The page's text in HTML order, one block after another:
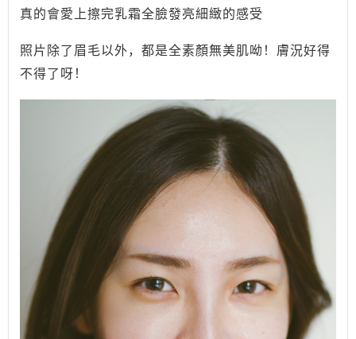
真的會愛上擦完乳霜全臉發亮細緻的感受
照片除了眉毛以外，都是全素顏無美肌呦！膚況好得
不得了呀！